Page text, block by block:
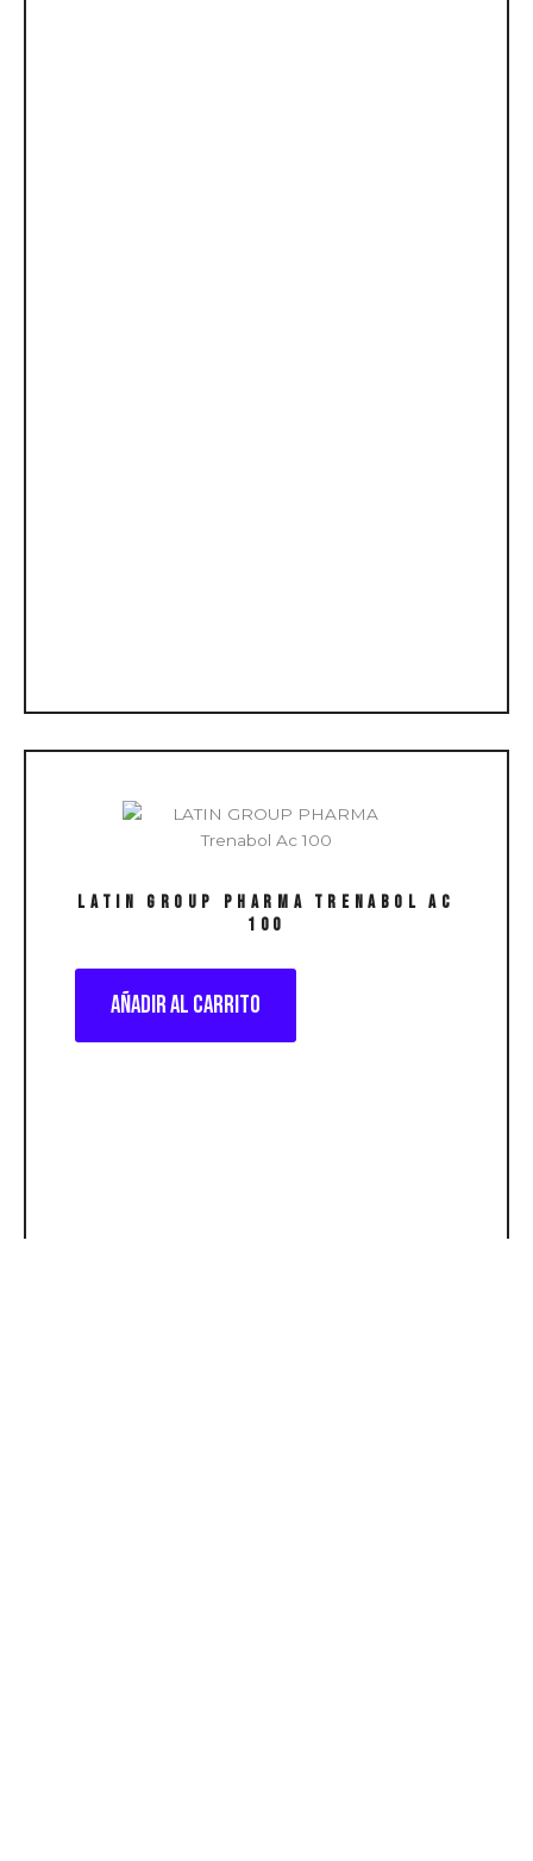
LATIN GROUP PHARMA Trenabol Ac
100
Añadir al carrito